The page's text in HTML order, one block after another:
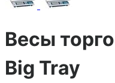
Весы
Big Tray